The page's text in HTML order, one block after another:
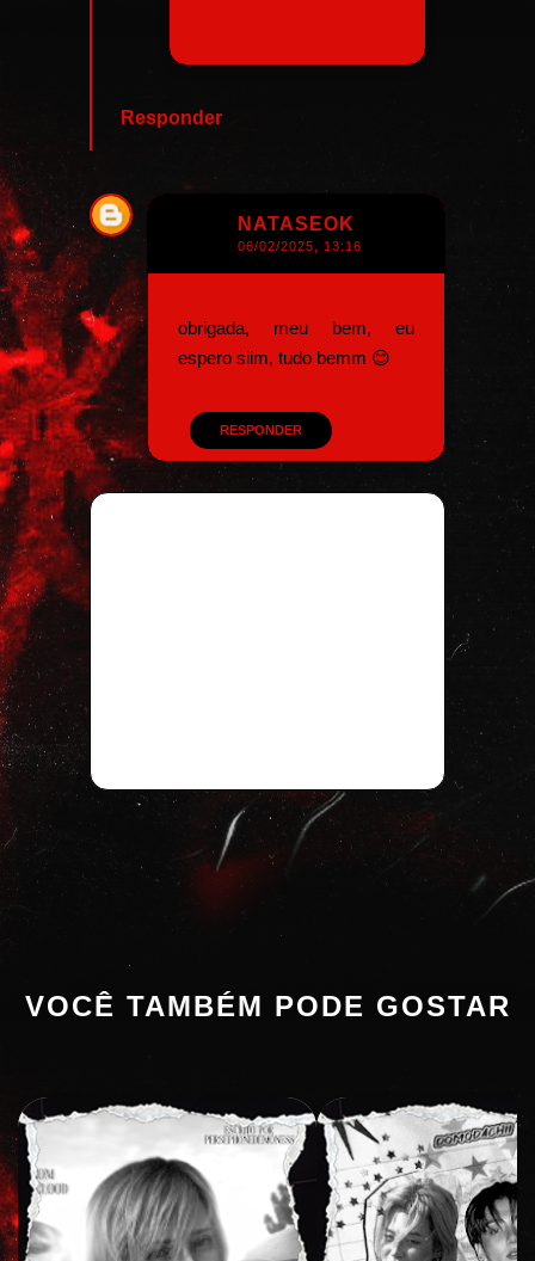
Responder
NATASEOK
06/02/2025, 13:16
obrigada, meu bem, eu
espero siim, tudo bemm 😊
RESPONDER
VOCÊ TAMBÉM PODE GOSTAR